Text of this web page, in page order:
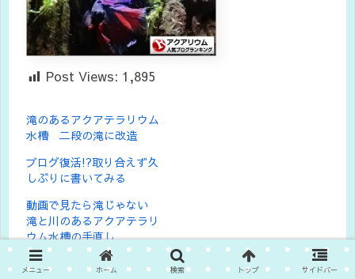
Post Views: 1,895
滝のあるアクアテラリウム
水槽 二段の滝に改造
ブログ復活!?取り合えず久
しぶりに書いてみる
動画で見たら滝じゃない
滝と川のあるアクアテラリ
ウム水槽の手直し
メニュー ホーム 検索 トップ サイドバー